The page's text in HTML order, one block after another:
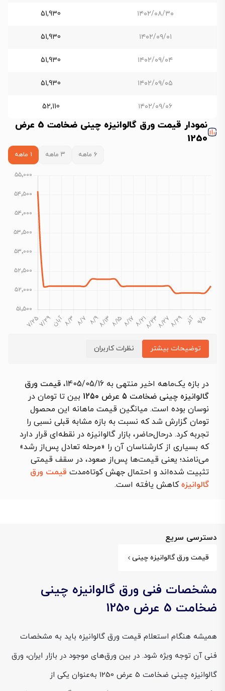
۱۴۰۲/۰۸/۳۰ 51,930
۱۴۰۲/۰۹/۰۱ 51,930
۱۴۰۲/۰۹/۰۴ 51,930
۱۴۰۲/۰۹/۰۵ 51,930
۱۴۰۲/۰۹/۰۶ 52,110
نمودار قیمت ورق گالوانیزه چینی ضخامت 5 عرض
1250
۶ ماهه ۳ ماهه ۱ ماهه
توضیحات بیشتر نظرات کاربران
در بازه یک‌ماهه اخیر منتهی به 1405/05/16،
قیمت ورق
گالوانیزه چینی ضخامت 5 عرض 1250
بین تا تومان در
نوسان بوده است. میانگین قیمت ماهانه این محصول
تومان گزارش شد که نسبت به بازه مشابه قبلی نسبی را
تجربه کرد. درحال‌حاضر، بازار گالوانیزه در نقطه‌ای قرار دارد
که بسیاری از کارشناسان آن را «مرحله تعادل پس‌از رشد»
می‌نامند؛ یعنی قیمت‌ها پس‌از صعود، در سقف قیمتی
تثبیت شده‌اند و احتمال جهش کوتاه‌مدت قیمت ورق
گالوانیزهکاهش یافته است.
دسترسی سریع
قیمت ورق گالوانیزه چینی
مشخصات فنی ورق گالوانیزه چینی
ضخامت 5 عرض 1250
همیشه هنگام استعلام قیمت ورق گالوانیزه باید به مشخصات
فنی آن توجه ویژه شود. در بین ورق‌های موجود در بازار ایران، ورق
گالوانیزه چینی ضخامت 5 عرض 1250 به‌عنوان یکی از